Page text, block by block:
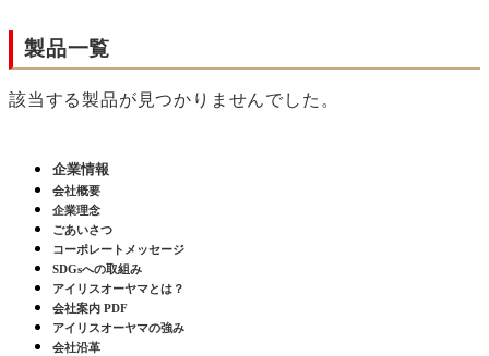
製品一覧
該当する製品が見つかりませんでした。
企業情報
会社概要
企業理念
ごあいさつ
コーポレートメッセージ
SDGsへの取組み
アイリスオーヤマとは？
会社案内 PDF
アイリスオーヤマの強み
会社沿革